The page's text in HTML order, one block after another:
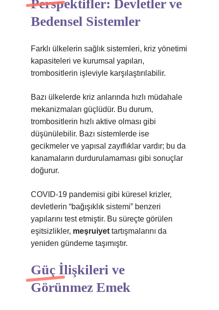
Perspektifler: Devletler ve
Bedensel Sistemler
Farklı ülkelerin sağlık sistemleri, kriz yönetimi
kapasiteleri ve kurumsal yapıları,
trombositlerin işleviyle karşılaştırılabilir.
Bazı ülkelerde kriz anlarında hızlı müdahale
mekanizmaları güçlüdür. Bu durum,
trombositlerin hızlı aktive olması gibi
düşünülebilir. Bazı sistemlerde ise
gecikmeler ve yapısal zayıflıklar vardır; bu da
kanamaların durdurulamaması gibi sonuçlar
doğurur.
COVID-19 pandemisi gibi küresel krizler,
devletlerin “bağışıklık sistemi” benzeri
yapılarını test etmiştir. Bu süreçte görülen
eşitsizlikler, meşruiyet tartışmalarını da
yeniden gündeme taşımıştır.
Güç İlişkileri ve
Görünmez Emek